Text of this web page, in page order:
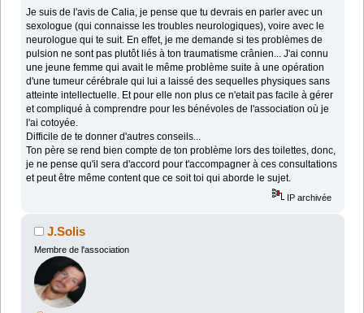
Je suis de l'avis de Calia, je pense que tu devrais en parler avec un
sexologue (qui connaisse les troubles neurologiques), voire avec le
neurologue qui te suit. En effet, je me demande si tes problèmes de
pulsion ne sont pas plutôt liés à ton traumatisme crânien... J'ai connu
une jeune femme qui avait le même problème suite à une opération
d'une tumeur cérébrale qui lui a laissé des sequelles physiques sans
atteinte intellectuelle. Et pour elle non plus ce n'etait pas facile à gérer
et compliqué à comprendre pour les bénévoles de l'association où je
l'ai cotoyée.
Difficile de te donner d'autres conseils...
Ton père se rend bien compte de ton problème lors des toilettes, donc,
je ne pense qu'il sera d'accord pour t'accompagner à ces consultations
et peut être même content que ce soit toi qui aborde le sujet.
IP archivée
J.Solis
Membre de l'association